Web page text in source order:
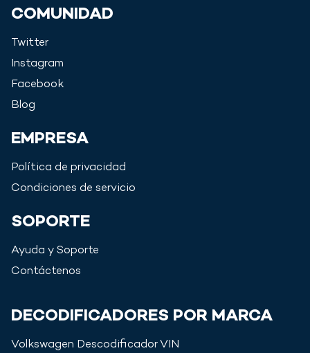
COMUNIDAD
Twitter
Instagram
Facebook
Blog
EMPRESA
Política de privacidad
Condiciones de servicio
SOPORTE
Ayuda y Soporte
Contáctenos
DECODIFICADORES POR MARCA
Volkswagen Descodificador VIN